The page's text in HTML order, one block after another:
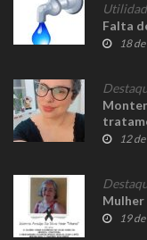
Falta
18
12
19